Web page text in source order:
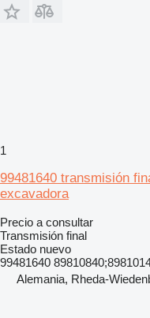
1
99481640 transmisión
excavadora
Precio a consultar
Transmisión final
Estado nuevo
99481640
Alemania, Rheda-